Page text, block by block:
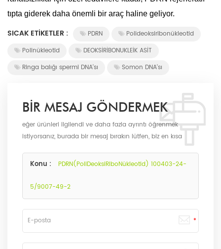
tıpta giderek daha önemli bir araç haline geliyor.
SICAK ETIKETLER : PDRN
Polideoksiribonükleotid
Polinükleotid
DEOKSİRİBONUKLEİK ASİT
Ringa balığı spermi DNA'sı
Somon DNA'sı
BIR MESAJ GÖNDERMEK
eğer ürünleri ilgilendi ve daha fazla ayrıntı öğrenmek
istiyorsanız, burada bir mesaj bırakın lütfen, biz en kısa
Konu : PDRN(PoliDeoksiRiboNükleotid) 100403-24-
5/9007-49-2